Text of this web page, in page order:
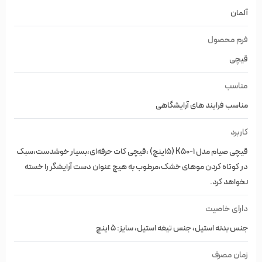
ویژگی های قیچی صیام مدل K50-1 (5اینچ)
برند صیام (فینی Finny سابق)
برند آلمان
ساخت کشور چین
جنس بدنه استیل
جنس تیغه استیل
سایز: 5 اینچ
فینی صیام
گروه تجاری صیام با بیش از ده سال سابقه کار در زمینه تولید و
واردات کالاهای مورد نیاز آرایشگران مشغول به فعالیت میباشد که
با دو برند FINNY , SIAM محصولات خودش را به بازار عرضه میکند .
آلمان
فرم محصول
قیچی
مناسب
مناسب فرایند های آرایشگاهی
کاربرد
قیچی صیام مدل K50-1 (5اینچ) ،قیچی کات حرفه‌ای،بسیار خوشدست،سبک
در کوتاه کردن موهای خشک،مرطوب به هیچ عنوان دست آرایشگر را خسته
نخواهد کرد.
دارای خاصیت
جنس بدنه استیل، جنس تیغه استیل، سایز: 5 اینچ
زمان مصرف